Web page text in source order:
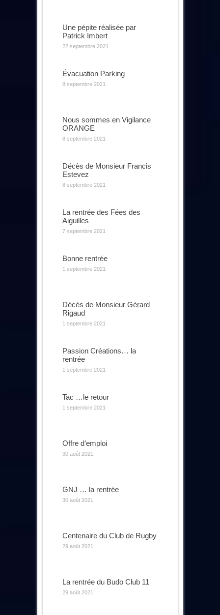
Une pépite réalisée par
Patrick Imbert
22 septembre 2021
Évacuation Parking
8 septembre 2021
Nous sommes en Vigilance
ORANGE
8 septembre 2021
Décès de Monsieur Francis
Estevez
8 septembre 2021
La rentrée des Fées des
Aiguilles
7 septembre 2021
Bonne rentrée
1 septembre 2021
Décès de Monsieur Gérard
Rigaud
1 septembre 2021
Passion Créations… la
rentrée
1 septembre 2021
Tac …le retour
1 septembre 2021
Offre d’emploi
30 août 2021
GNJ … la rentrée
30 août 2021
Centenaire du Club de Rugby
29 août 2021
La rentrée du Budo Club 11
29 août 2021